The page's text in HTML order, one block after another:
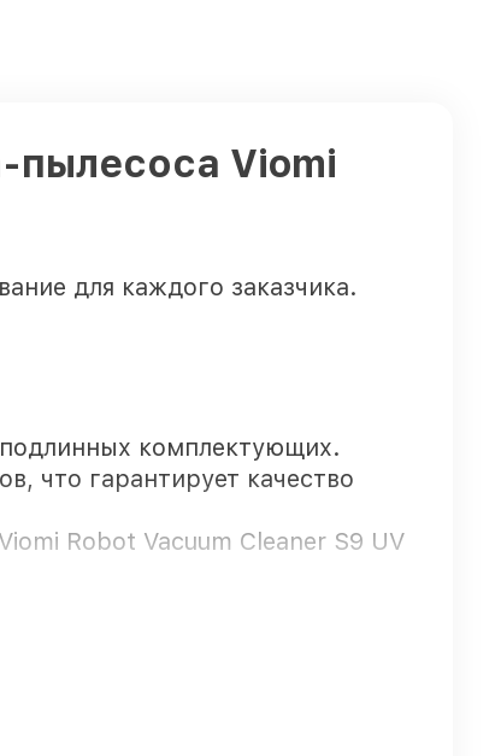
пылесоса Viomi
для каждого заказчика.
комплектующих.
что гарантирует качество
Robot Vacuum Cleaner S9 UV
гарантией Viomi.